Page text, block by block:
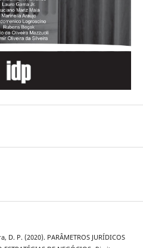
D. P. (2020). PARÂMETROS JURÍDICOS